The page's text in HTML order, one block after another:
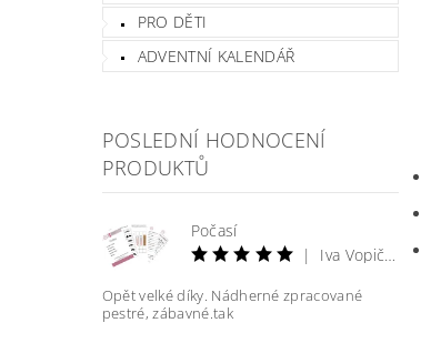
PRO DĚTI
ADVENTNÍ KALENDÁŘ
POSLEDNÍ HODNOCENÍ
PRODUKTŮ
Počasí
|
Iva Vopičková
Opět velké díky. Nádherné zpracované
pestré, zábavné.tak